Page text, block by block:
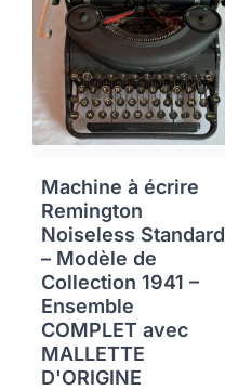
Machine à écrire
Remington
Noiseless Standard
– Modèle de
Collection 1941 –
Ensemble
COMPLET avec
MALLETTE
D'ORIGINE